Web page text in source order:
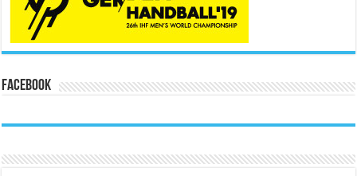
Facebook